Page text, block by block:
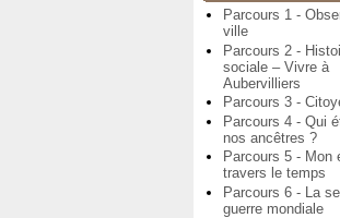
Parcours 1 -
ville
Parcours 2 -
sociale – Vivre à
Aubervilliers
Parcours 3 -
Parcours 4 - Qui
nos ancêtres ?
Parcours 5 - Mon
travers le temps
Parcours 6 - La
guerre mondiale